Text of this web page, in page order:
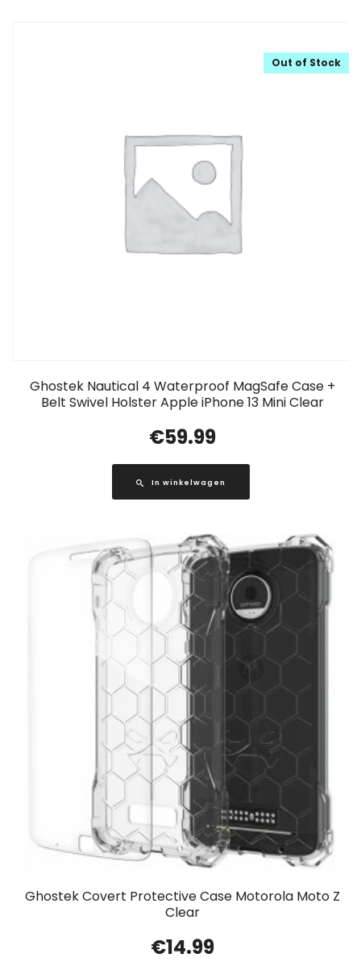
Ghostek Nautical 4 Waterproof MagSafe Case +
Belt Swivel Holster Apple iPhone 13 Mini Clear
Out of Stock
€59.99
In winkelwagen
Ghostek Covert Protective Case Motorola Moto Z
Clear
€14.99